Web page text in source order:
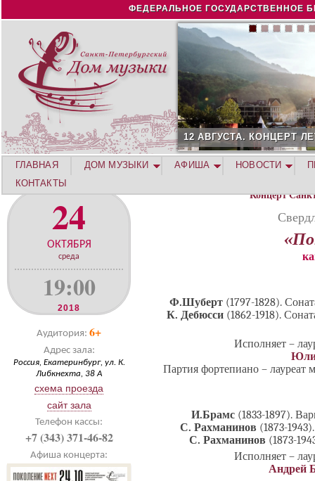
Jump to navigation
ФЕДЕРАЛЬНОЕ ГОСУДАРСТВЕННОЕ
12 АВГУСТА. КОНЦЕРТ
24
ОКТЯБРЯ
среда
19:00
2018
Аудитория: 6+
Адрес зала:
Россия, Екатеринбург, ул. К.
Либкнехта, 38 А
схема проезда
сайт зала
Телефон кассы:
+7 (343) 371-46-82
Афиша концерта:
Концерт
Ф.Шуберт(1797-1828).
К. Дебюсси (1862-1918).
Исполняет –
Партия фортепиано –
И.Брамс(1833-1897).
С. Рахманинов (1873-
С. Рахманинов (1873-
Исполняет –
Андрей
ГЛАВНАЯ ДОМ МУЗЫКИ АФИША НОВОСТИ
КОНТАКТЫ